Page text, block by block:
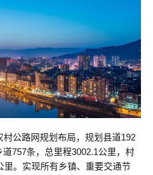
公路网规划布局，规划县道192
757条，总里程3002.1公里，村
里。实现所有乡镇、重要交通节